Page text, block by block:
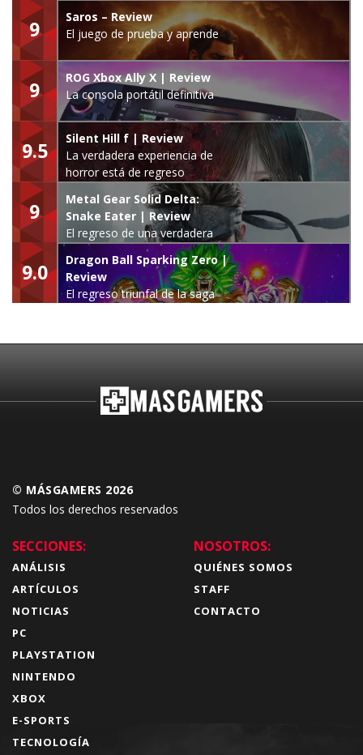
9
Saros – Review
El juego de prueba y aprende
9
ROG Xbox Ally X | Review
La consola portátil definitiva
9.5
Silent Hill f | Review
La verdadera experiencia de
horror está de regreso
9
Metal Gear Solid Delta:
Snake Eater | Review
El regreso de una verdadera
leyenda
9.0
Dragon Ball Sparking Zero |
Review
El regreso triunfal de la saga
© MÁSGAMERS 2026
Todos los derechos reservados
SECCIONES:
ANÁLISIS
ARTÍCULOS
NOTICIAS
PC
PLAYSTATION
NINTENDO
XBOX
E-SPORTS
TECNOLOGÍA
NOSOTROS:
QUIÉNES SOMOS
STAFF
CONTACTO